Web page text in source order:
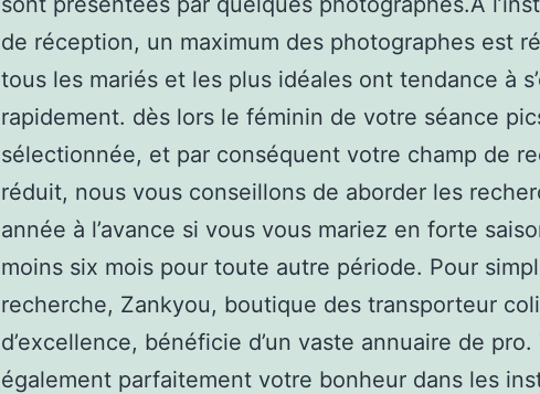
de réception, un maximum des photographes est
tous les mariés et les plus idéales ont tendance à
rapidement. dès lors le féminin de votre séance
sélectionnée, et par conséquent votre champ de
réduit, nous vous conseillons de aborder les
année à l’avance si vous vous mariez en forte
moins six mois pour toute autre période. Pour
recherche, Zankyou, boutique des transporteur
d’excellence, bénéficie d’un vaste annuaire de pro.
également parfaitement votre bonheur dans les